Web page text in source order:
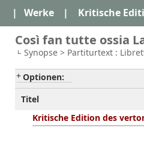
| Werke | Kritische
Così fan tutte ossia
Synopse > Partiturtext :
Optionen:
Titel
Kritische Edition des